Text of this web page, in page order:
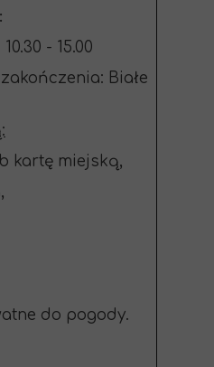
- 15.00
Białe
kartę miejską,
do pogody.